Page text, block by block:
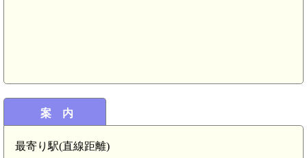
案 内
最寄り駅(直線距離)